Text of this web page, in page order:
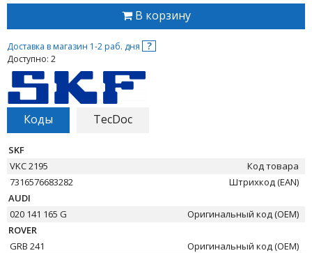
В корзину
Доставка в магазин 1-2 раб. дня ?
Доступно: 2
Коды TecDoc
SKF
VKC 2195
Код товара
7316576683282
Штрихкод (EAN)
AUDI
020 141 165 G
Оригинальный код (OEM)
ROVER
GRB 241
Оригинальный код (OEM)